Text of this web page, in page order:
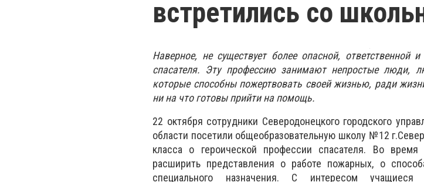
встретились со
Наверное, не существует более опасной, ответственной
спасателя. Эту профессию занимают непростые люди,
которые способны пожертвовать своей жизнью, ради
ни на что готовы прийти на помощь.
22 октября сотрудники Северодонецкого городского
области посетили общеобразовательную школу №12
класса о героической профессии спасателя. Во
расширить представления о работе пожарных, о
специального назначения. С интересом учащиеся